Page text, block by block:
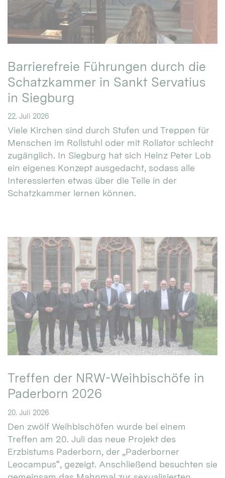
Barrierefreie Führungen durch die
Schatzkammer in Sankt Servatius
in Siegburg
22. Juli 2026
Viele Kirchen sind durch Stufen und Treppen für
Menschen im Rollstuhl oder mit Rollator schlecht
zugänglich. In Siegburg hat sich Heinz Peter Lob
ein eigenes Konzept ausgedacht, sodass alle
Interessierten etwas über die Teile in der
Schatzkammer lernen können.
Treffen der NRW-Weihbischöfe in
Paderborn 2026
20. Juli 2026
Den zwölf Weihbischöfen wurde bei einem
Treffen am 20. Juli das neue Projekt des
Erzbistums Paderborn, der „Paderborner
Leocampus“, gezeigt. Anschließend besuchten sie